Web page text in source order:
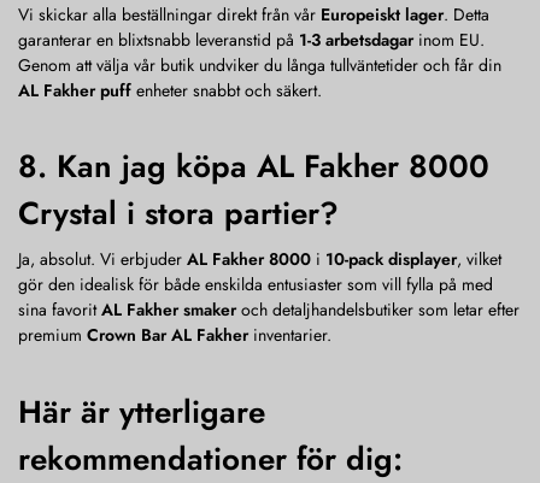
Vi skickar alla beställningar direkt från vår Europeiskt lager. Detta
garanterar en blixtsnabb leveranstid på 1-3 arbetsdagar inom EU.
Genom att välja vår butik undviker du långa tullväntetider och får din
AL Fakher puff enheter snabbt och säkert.
8. Kan jag köpa AL Fakher 8000
Crystal i stora partier?
Ja, absolut. Vi erbjuder AL Fakher 8000 i 10-pack displayer, vilket
gör den idealisk för både enskilda entusiaster som vill fylla på med
sina favoritAL Fakher smaker och detaljhandelsbutiker som letar efter
premium Crown Bar AL Fakher inventarier.
Här är ytterligare
rekommendationer för dig: